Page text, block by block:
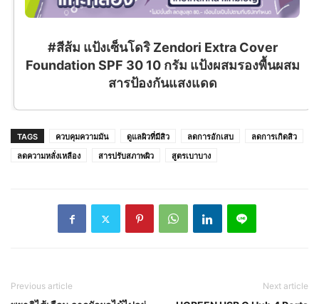
#สีส้ม แป้งเซ็นโดริ Zendori Extra Cover
Foundation SPF 30 10 กรัม แป้งผสมรองพื้นผสม
สารป้องกันแสงแดด
TAGS ควบคุมความมัน ดูแลผิวที่มีสิว ลดการอักเสบ
ลดการเกิดสิว
ลดความหลั่งเหลือง
สารปรับสภาพผิว สูตรเบาบาง
Previous article Next article